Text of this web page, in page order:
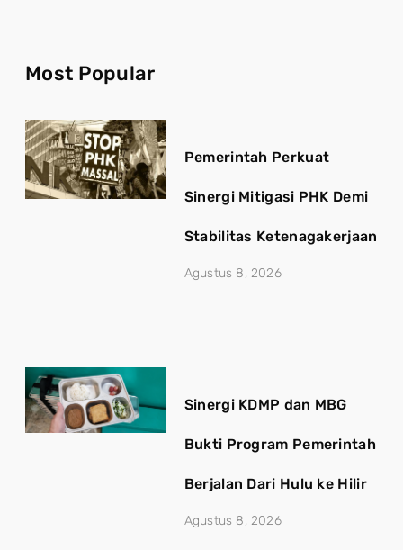
Most Popular
Pemerintah Perkuat
Sinergi Mitigasi PHK Demi
Stabilitas Ketenagakerjaan
Agustus 8, 2026
Sinergi KDMP dan MBG
Bukti Program Pemerintah
Berjalan Dari Hulu ke Hilir
Agustus 8, 2026